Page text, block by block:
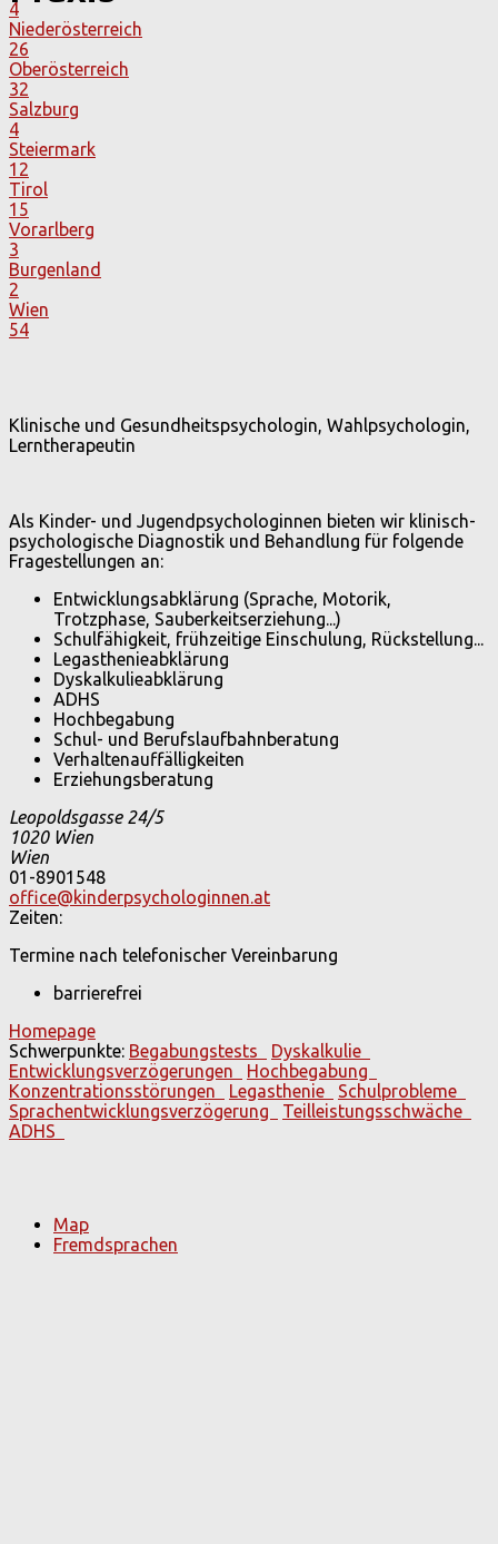
4
Niederösterreich
26
Oberösterreich
32
Salzburg
4
Steiermark
12
Tirol
15
Vorarlberg
3
Burgenland
2
Wien
54
Klinische und Gesundheitspsychologin, Wahlpsychologin,
Lerntherapeutin
Als Kinder- und Jugendpsychologinnen bieten wir klinisch-
psychologische Diagnostik und Behandlung für folgende
Fragestellungen an:
Entwicklungsabklärung (Sprache, Motorik,
Trotzphase, Sauberkeitserziehung...)
Schulfähigkeit, frühzeitige Einschulung, Rückstellung...
Legasthenieabklärung
Dyskalkulieabklärung
ADHS
Hochbegabung
Schul- und Berufslaufbahnberatung
Verhaltenauffälligkeiten
Erziehungsberatung
Leopoldsgasse 24/5
1020Wien
Wien
01-8901548
office@kinderpsychologinnen.at
Zeiten:
Termine nach telefonischer Vereinbarung
barrierefrei
Homepage
Schwerpunkte: Begabungstests
Dyskalkulie
Entwicklungsverzögerungen
Hochbegabung
Konzentrationsstörungen
Legasthenie
Schulprobleme
Sprachentwicklungsverzögerung
Teilleistungsschwäche
ADHS
Map
Fremdsprachen